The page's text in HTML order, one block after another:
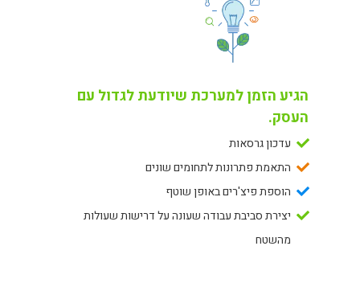
הגיע הזמן למערכת שיודעת לגדול עם
העסק.
עדכון גרסאות
התאמת פתרונות לתחומים שונים
הוספת פיצ'רים באופן שוטף
יצירת סביבת עבודה שעונה על דרישות שעולות
מהשטח